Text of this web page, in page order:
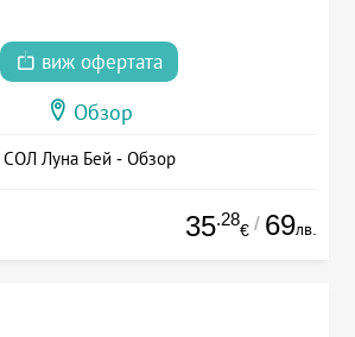
виж офертата
Обзор
СОЛ Луна Бей - Обзор
35.28
€ / 69лв.